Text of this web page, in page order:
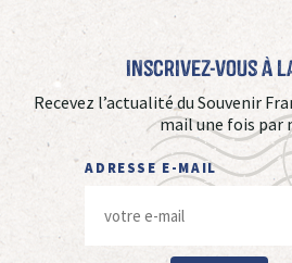
Inscrivez-vous à
Recevez l’actualité du Souvenir
mail une fois par
ADRESSE E-MAIL